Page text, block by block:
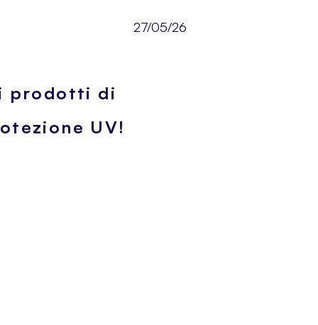
27/05/26
prodotti di
UV!